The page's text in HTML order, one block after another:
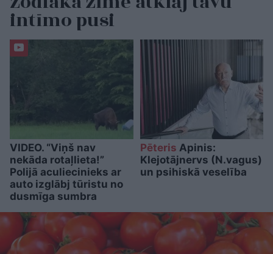
intīmo pusi
VIDEO. “Viņš nav
nekāda rotaļlieta!”
Polijā aculiecinieks ar
auto izglābj tūristu no
dusmīga sumbra
Pēteris Apinis:
Klejotājnervs (N.vagus)
un psihiskā veselība